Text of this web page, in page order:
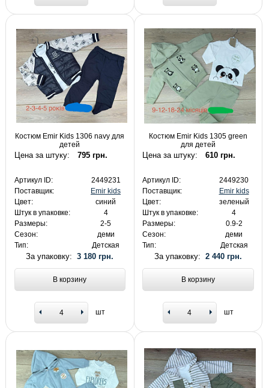
Костюм Emir Kids 1306 navy для
детей
Цена за штуку: 795 грн.
Артикул ID:
2449231
Поставщик:
Emir kids
Цвет:
синий
Штук в упаковке:
4
Размеры:
2-5
Сезон:
деми
Тип:
Детская
За упаковку: 3 180 грн.
В корзину
шт
Костюм Emir Kids 1305 green
для детей
Цена за штуку: 610 грн.
Артикул ID:
2449230
Поставщик:
Emir kids
Цвет:
зеленый
Штук в упаковке:
4
Размеры:
0.9-2
Сезон:
деми
Тип:
Детская
За упаковку: 2 440 грн.
В корзину
шт